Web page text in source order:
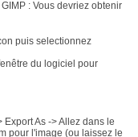
: Vous devriez obtenir
puis selectionnez
du logiciel pour
As -> Allez dans le
pour l'image (ou laissez le